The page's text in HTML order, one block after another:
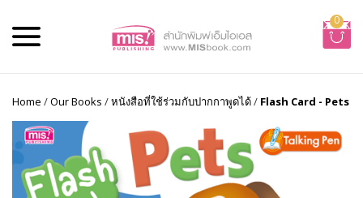
0
Home /Our Books /หนังสือที่ใช้ร่วมกับปากกาพูดได้/ Flash Card - Pets